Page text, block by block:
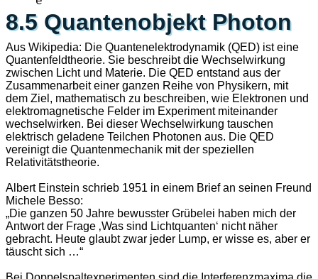
8.5 Quantenobjekt Photon
Aus Wikipedia: Die Quantenelektrodynamik (QED) ist eine
Quantenfeldtheorie. Sie beschreibt die Wechselwirkung
zwischen Licht und Materie. Die QED entstand aus der
Zusammenarbeit einer ganzen Reihe von Physikern, mit
dem Ziel, mathematisch zu beschreiben, wie Elektronen und
elektromagnetische Felder im Experiment miteinander
wechselwirken. Bei dieser Wechselwirkung tauschen
elektrisch geladene Teilchen Photonen aus. Die QED
vereinigt die Quantenmechanik mit der speziellen
Relativitätstheorie.
Albert Einstein schrieb 1951 in einem Brief an seinen Freund
Michele Besso:
„Die ganzen 50 Jahre bewusster Grübelei haben mich der
Antwort der Frage ‚Was sind Lichtquanten‘ nicht näher
gebracht. Heute glaubt zwar jeder Lump, er wisse es, aber er
täuscht sich …“